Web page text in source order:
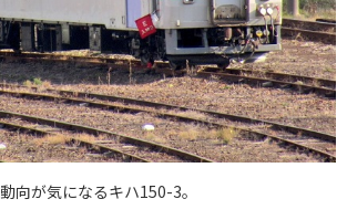
動向が気になるキハ150-3。